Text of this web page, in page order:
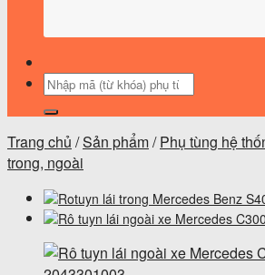
Tìm
Trang chủ /Sản phẩm/ Phụ tùng hệ
trong, ngoài